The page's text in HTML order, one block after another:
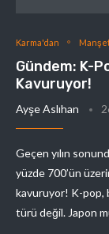
Karma'dan
Gündem: K-
Kavuruyor!
Ayşe Aslıhan
Geçen yılın
yüzde 700’ün
kavuruyor! K-pop,
türü değil. Japon